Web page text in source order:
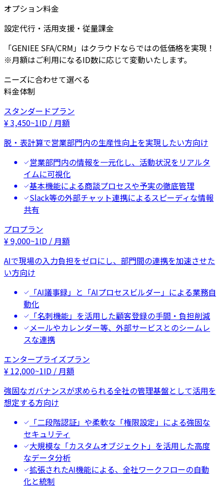
オプション料金
設定代行・活用支援・従量課金
「GENIEE SFA/CRM」はクラウドならではの低価格を実現！
※月額はご利用になるID数に応じて変動いたします。
ニーズに合わせて選べる
料金体制
スタンダードプラン
¥3,450~1ID / 月額
脱・表計算で営業部門内の生産性向上を実現したい方向け
営業部門内の情報を一元化し、活動状況をリアルタ
イムに可視化
基本機能による商談プロセスや予実の徹底管理
Slack等の外部チャット連携によるスピーディな情報
共有
プロプラン
¥9,000~1ID / 月額
AIで現場の入力負担をゼロにし、部門間の連携を加速させた
い方向け
「AI議事録」と「AIプロセスビルダー」による業務自
動化
「名刺機能」を活用した顧客登録の手間・負担削減
メールやカレンダー等、外部サービスとのシームレ
スな連携
エンタープライズプラン
¥ 12,000~1ID / 月額
強固なガバナンスが求められる全社の管理基盤として活用を
想定する方向け
「二段階認証」や柔軟な「権限設定」による強固な
セキュリティ
大規模な「カスタムオブジェクト」を活用した高度
なデータ分析
拡張されたAI機能による、全社ワークフローの自動
化と統制